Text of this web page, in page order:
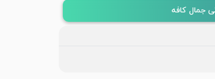
جمال کافه